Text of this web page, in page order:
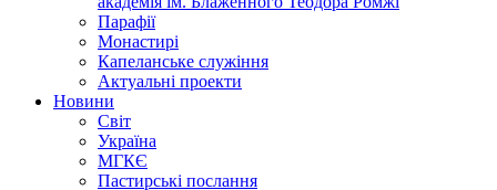
Парафії
Монастирі
Капеланське служіння
Актуальні проекти
Новини
Світ
Україна
МГКЄ
Пастирські послання